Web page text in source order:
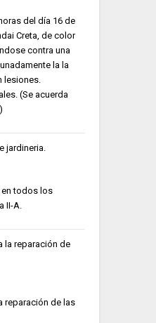
del día 16 de
Creta, de color
contra una
la la
lesiones.
(Se acuerda
jardineria.
en todos los
II-A.
la reparación de
reparación de las